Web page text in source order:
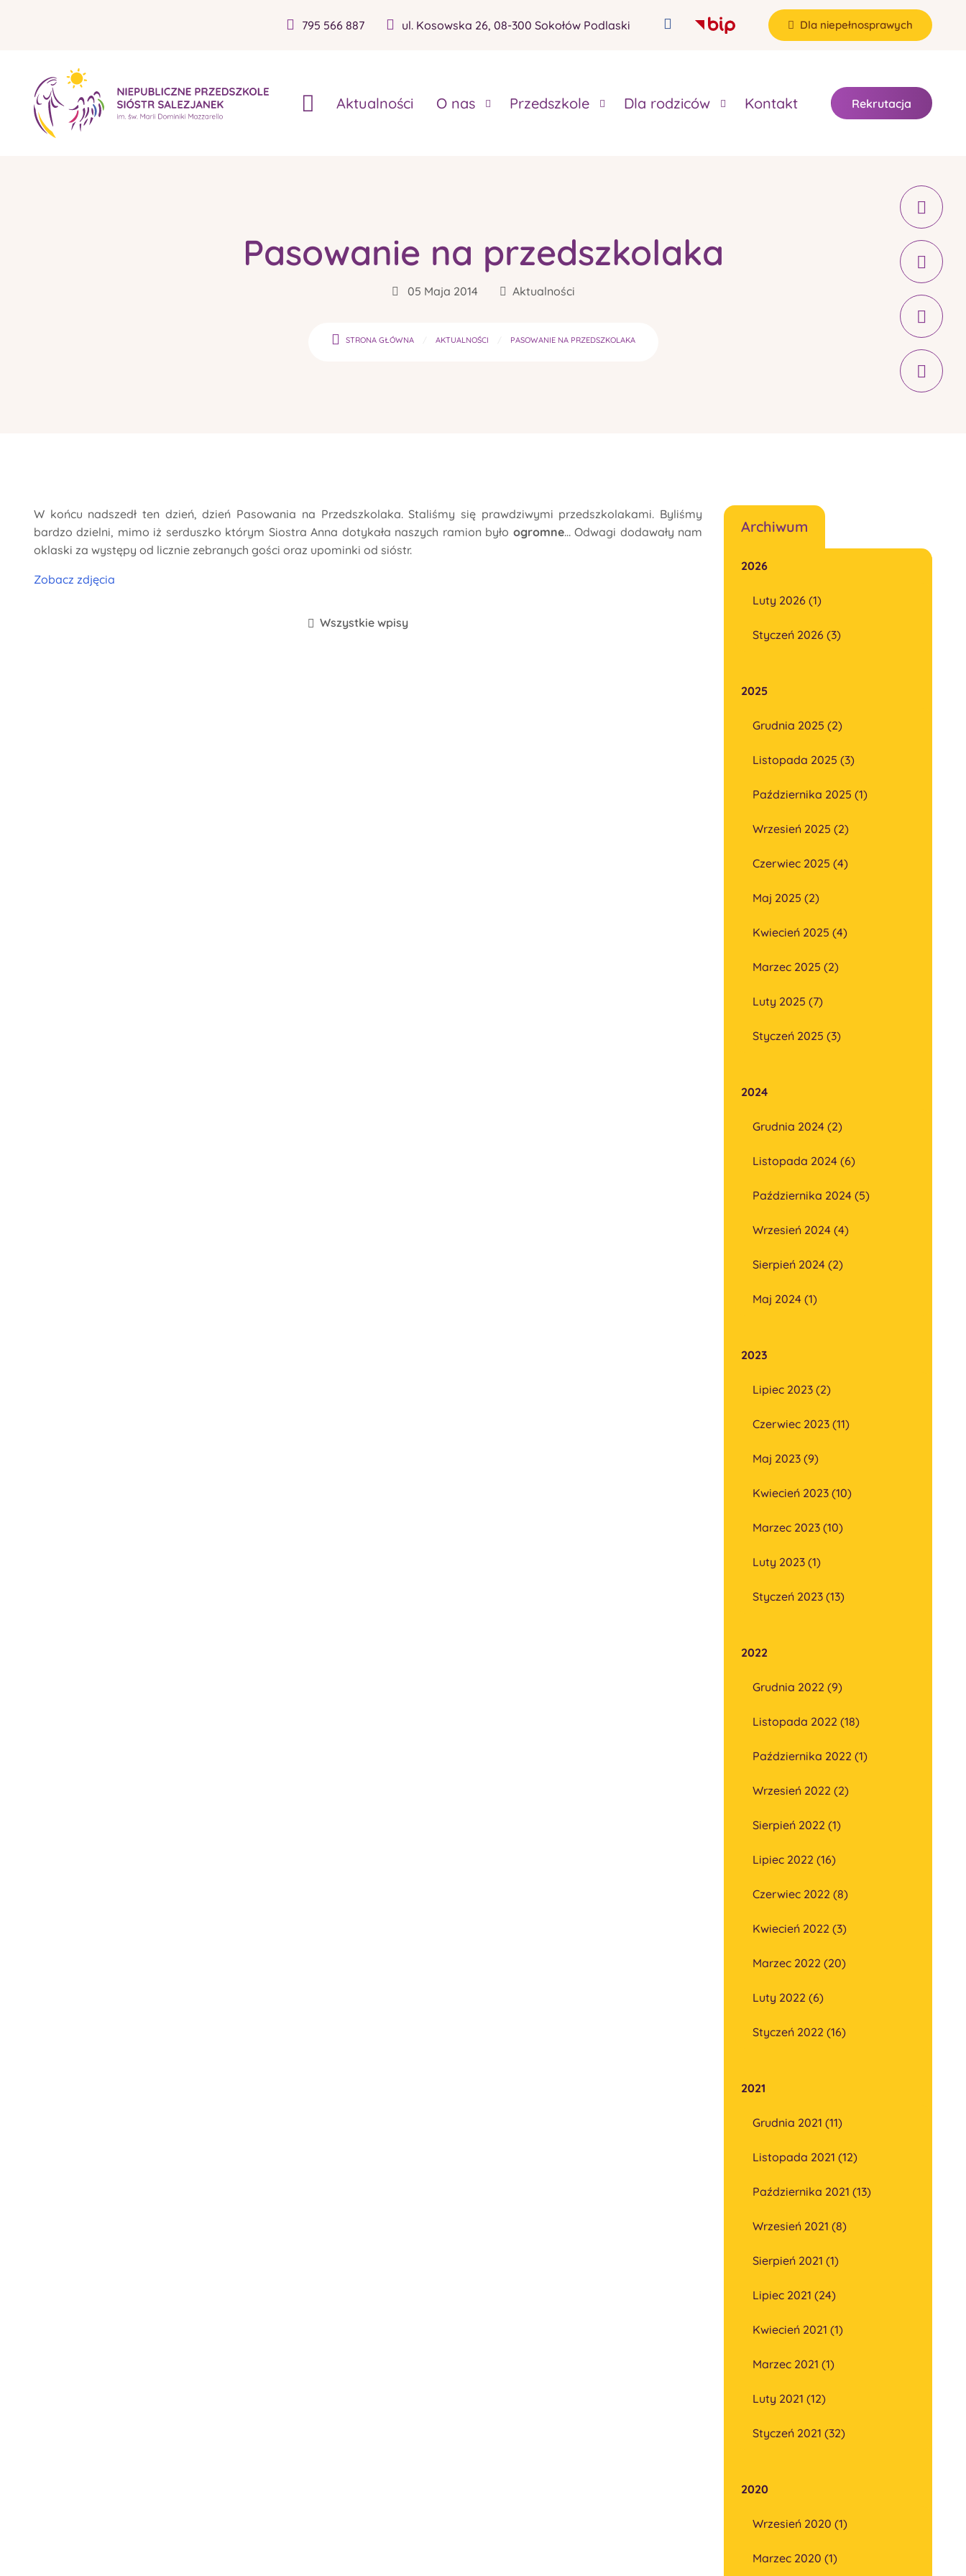
795 566 887 ul. Kosowska 26, 08-300 Sokołów Podlaski Dla niepełnosprawych
Aktualności O nas Przedszkole Dla rodziców Kontakt Rekrutacja
Pasowanie na przedszkolaka
05 Maja 2014 Aktualności
STRONA GŁÓWNA AKTUALNOŚCI PASOWANIE NA PRZEDSZKOLAKA
W końcu nadszedł ten dzień, dzień Pasowania na Przedszkolaka. Staliśmy się prawdziwymi przedszkolakami. Byliśmy
bardzo dzielni, mimo iż serduszko którym Siostra Anna dotykała naszych ramion było ogromne… Odwagi dodawały nam
oklaski za występy od licznie zebranych gości oraz upominki od sióstr.
Zobacz zdjęcia
Wszystkie wpisy
Archiwum
2026
Luty 2026 (1)
Styczeń 2026 (3)
2025
Grudnia 2025 (2)
Listopada 2025 (3)
Października 2025 (1)
Wrzesień 2025 (2)
Czerwiec 2025 (4)
Maj 2025 (2)
Kwiecień 2025 (4)
Marzec 2025 (2)
Luty 2025 (7)
Styczeń 2025 (3)
2024
Grudnia 2024 (2)
Listopada 2024 (6)
Października 2024 (5)
Wrzesień 2024 (4)
Sierpień 2024 (2)
Maj 2024 (1)
2023
Lipiec 2023 (2)
Czerwiec 2023 (11)
Maj 2023 (9)
Kwiecień 2023 (10)
Marzec 2023 (10)
Luty 2023 (1)
Styczeń 2023 (13)
2022
Grudnia 2022 (9)
Listopada 2022 (18)
Października 2022 (1)
Wrzesień 2022 (2)
Sierpień 2022 (1)
Lipiec 2022 (16)
Czerwiec 2022 (8)
Kwiecień 2022 (3)
Marzec 2022 (20)
Luty 2022 (6)
Styczeń 2022 (16)
2021
Grudnia 2021 (11)
Listopada 2021 (12)
Października 2021 (13)
Wrzesień 2021 (8)
Sierpień 2021 (1)
Lipiec 2021 (24)
Kwiecień 2021 (1)
Marzec 2021 (1)
Luty 2021 (12)
Styczeń 2021 (32)
2020
Wrzesień 2020 (1)
Marzec 2020 (1)